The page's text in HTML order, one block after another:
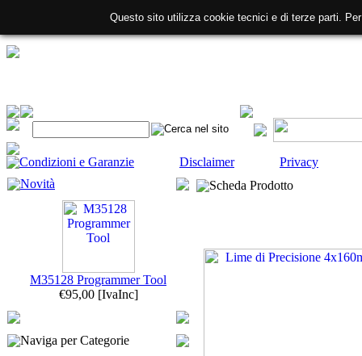
Condizioni e Garanzie Disclaimer
Privacy
Novità
M35128 Programmer Tool
€95,00 [IvaInc]
Naviga per Categorie
Scheda Prodotto
Questo sito utilizza cookie tecnici e di terze parti.